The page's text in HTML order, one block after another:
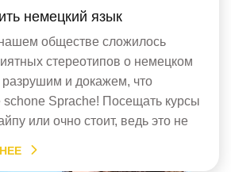
немецкий язык
обществе сложилось
стереотипов о немецком
и докажем, что
schone Sprache! Посещать курсы
или очно стоит, ведь это не
возможности. Почему стоит